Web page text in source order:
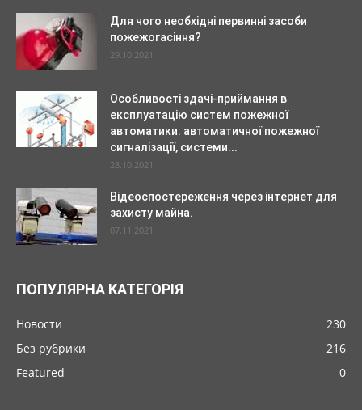
Для чого необхідні первинні засоби
пожежогасіння?
29.10.2021
Особливості здачі-приймання в
експлуатацію систем пожежної
автоматики: автоматичної пожежної
сигналізації, системи...
28.10.2021
Відеоспостереження через інтернет для
захисту майна.
07.11.2021
ПОПУЛЯРНА КАТЕГОРІЯ
Новости
230
Без рубрики
216
Featured
0